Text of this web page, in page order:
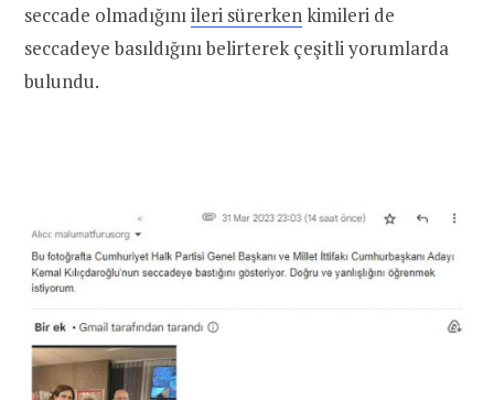
seccade olmadığınıileri sürerkenkimileri de
seccadeye basıldığını belirterek çeşitli yorumlarda
bulundu.